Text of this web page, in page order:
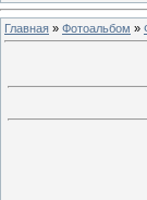
Главная » Фотоальбом »